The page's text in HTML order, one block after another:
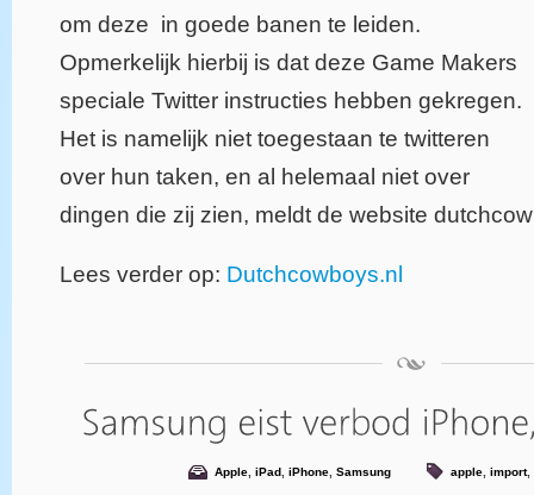
om deze in goede banen te leiden.
Opmerkelijk hierbij is dat deze Game Makers
speciale Twitter instructies hebben gekregen.
Het is namelijk niet toegestaan te twitteren
over hun taken, en al helemaal niet over
dingen die zij zien, meldt de website
Lees verder op: Dutchcowboys.nl
Apple iPad iPhone Samsung apple import,